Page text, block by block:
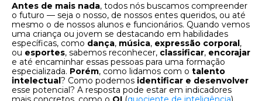
Antes de mais nada, todos nós buscamos compreender
o futuro — seja o nosso, de nossos entes queridos, ou até
mesmo o de nossos alunos e funcionários. Quando vemos
uma criança ou jovem se destacando em habilidades
específicas, como dança, música, expressão corporal,
ou esportes, sabemos reconhecer, classificar, encorajar
e até encaminhar essas pessoas para uma formação
especializada. Porém, como lidamos com o talento
intelectual? Como podemos identificar e desenvolver
esse potencial? A resposta pode estar em indicadores